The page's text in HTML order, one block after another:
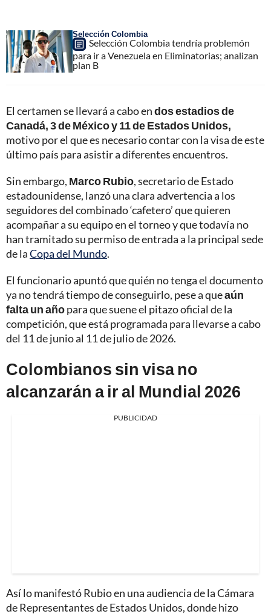
Selección Colombia
Selección Colombia tendría problemón
para ir a Venezuela en Eliminatorias; analizan
plan B
El certamen se llevará a cabo endos estadios de
Canadá, 3 de México y 11 de Estados Unidos,
motivo por el que es necesario contar con la visa de este
último país para asistir a diferentes encuentros.
Sin embargo, Marco Rubio, secretario de Estado
estadounidense, lanzó una clara advertencia a los
seguidores del combinado ‘cafetero’ que quieren
acompañar a su equipo en el torneo y que todavía no
han tramitado su permiso de entrada a la principal sede
de laCopa del Mundo.
El funcionario apuntó que quién no tenga el documento
ya no tendrá tiempo de conseguirlo, pese a queaún
falta un añopara que suene el pitazo oficial de la
competición, que está programada para llevarse a cabo
del 11 de junio al 11 de julio de 2026.
Colombianos sin visa no
alcanzarán a ir al Mundial 2026
PUBLICIDAD
Así lo manifestó Rubio en una audiencia de la Cámara
de Representantes de Estados Unidos, donde hizo